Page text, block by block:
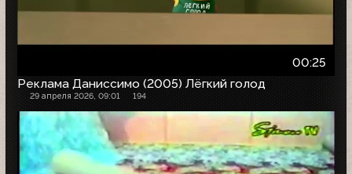
00:25
Реклама Даниссимо (2005) Лёгкий голод
29 апреля 2026, 09:01 194